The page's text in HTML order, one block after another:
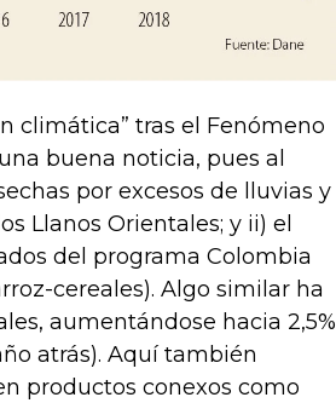
climática” tras el Fenómeno
buena noticia, pues al
por excesos de lluvias y
Llanos Orientales; y ii) el
del programa Colombia
cereales). Algo similar ha
aumentándose hacia 2,5%
atrás). Aquí también
productos conexos como